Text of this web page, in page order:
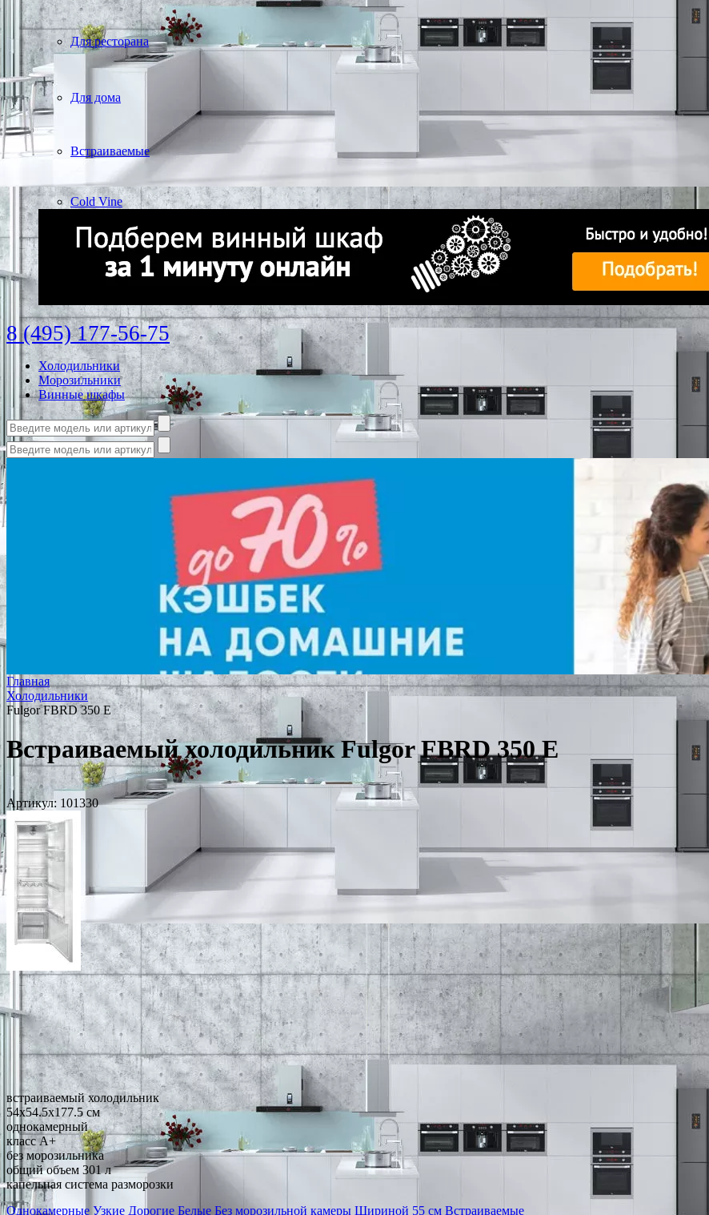
Для ресторана
Для дома
Встраиваемые
Cold Vine
8 (495) 177-56-75
Холодильники
Морозильники
Винные шкафы
Главная
Холодильники
Fulgor FBRD 350 E
Встраиваемый холодильник Fulgor FBRD 350 E
Артикул: 101330
встраиваемый холодильник
54x54.5x177.5 см
однокамерный
класс A+
без морозильника
общий объем 301 л
капельная система разморозки
Однокамерные Узкие Дорогие Белые Без морозильной камеры Шириной 55 см Встраиваемые